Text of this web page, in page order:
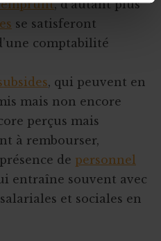
, d’autant plus
se satisferont
comptabilité
, qui peuvent en
mais non encore
perçus mais
à rembourser,
de personnel
entraîne souvent avec
et sociales en